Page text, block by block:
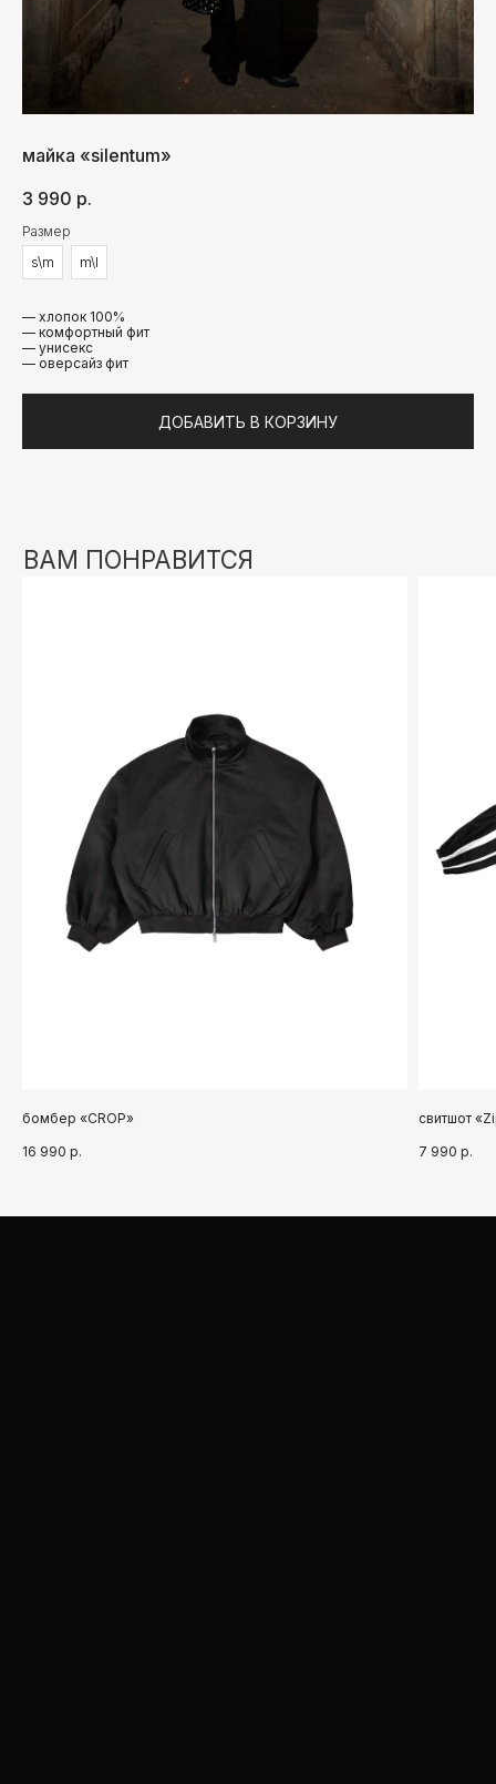
майка «silentum»
3 990 р.
Размер
s\m
m\l
— хлопок 100%
— комфортный фит
— унисекс
— оверсайз фит
ДОБАВИТЬ В КОРЗИНУ
ВАМ ПОНРАВИТСЯ
бомбер «CROP»
16 990 р.
свитшот
7 990 р.